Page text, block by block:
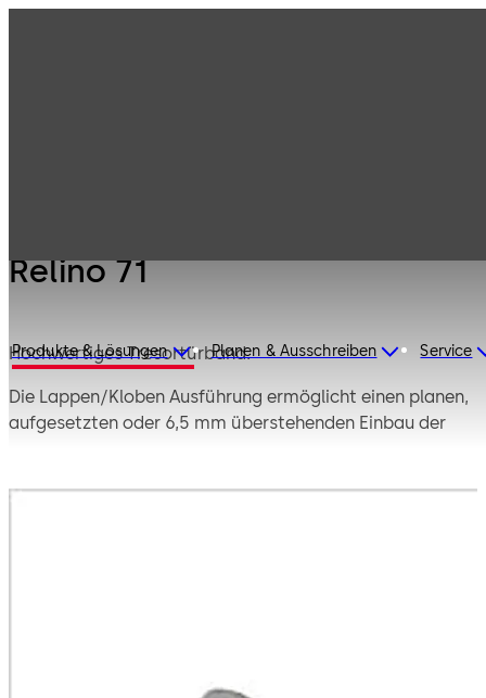
Produkte & Lösungen Planen & Ausschreiben Service
Relino 71
Hochwertiges Tresortürband.
Die Lappen/Kloben Ausführung ermöglicht einen planen,
aufgesetzten oder 6,5 mm überstehenden Einbau der